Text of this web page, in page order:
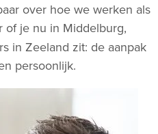
over hoe we werken als
of je nu in Middelburg,
in Zeeland zit: de aanpak
persoonlijk.